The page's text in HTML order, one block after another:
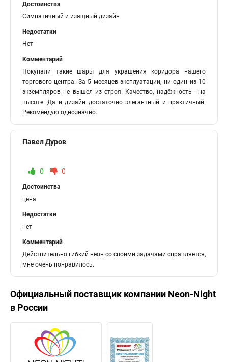
Достоинства
Симпатичный и изящный дизайн
Недостатки
Нет
Комментарий
Покупали такие шары для украшения коридора нашего
торгового центра. За 5 месяцев эксплуатации, ни один из 10
экземпляров не вышел из строя. Качество, надёжность - на
высоте. Да и дизайн достаточно элегантный и практичный.
Рекомендую однозначно.
Павел Дуров
0 0
Достоинства
цена
Недостатки
нет
Комментарий
Действительно гибкий неон со своими задачами справляется,
мне очень понравилось.
Официальный поставщик компании Neon-Night
в России